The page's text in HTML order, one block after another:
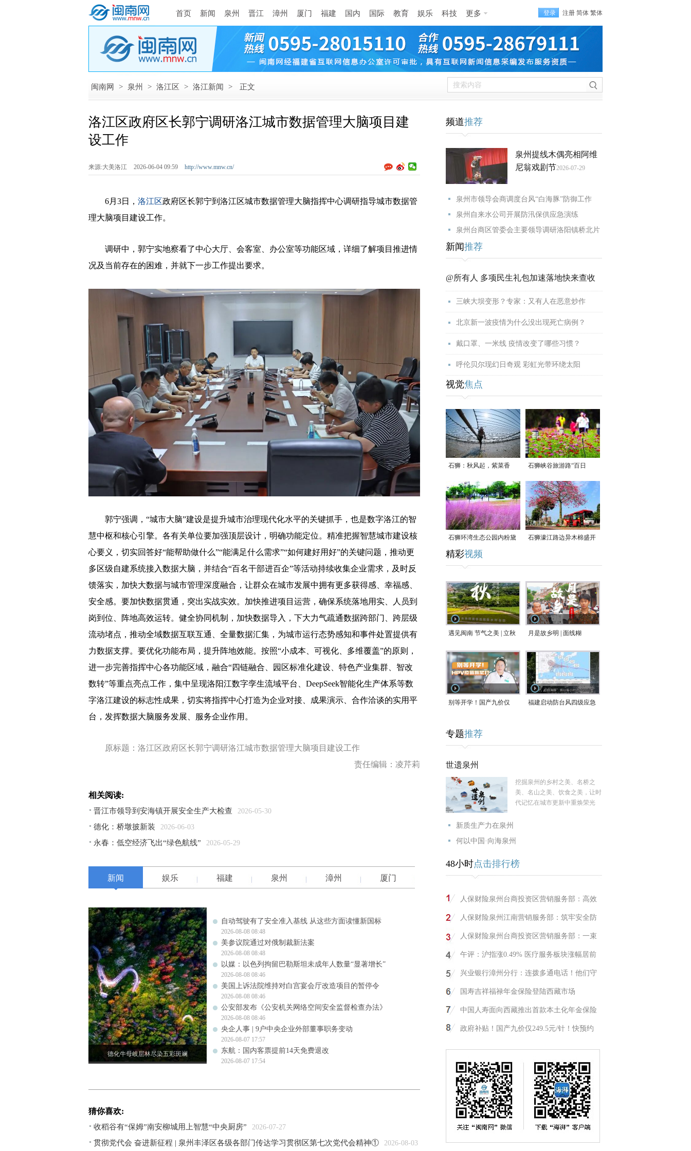
首页 新闻 泉州 晋江 漳州 厦门 福建 国内 国际 教育 娱乐 科技 更多 登录 注册 简体 繁体
闽南网 > 泉州 > 洛江区 > 洛江新闻 > 正文
洛江区政府区长郭宁调研洛江城市数据管理大脑项目建
设工作
来源:大美洛江 2026-06-04 09:59 http://www.mnw.cn/
6月3日， 洛江区政府区长郭宁到洛江区城市数据管理大脑指挥中心调研指导城市数据管
理大脑项目建设工作。
调研中，郭宁实地察看了中心大厅、会客室、办公室等功能区域，详细了解项目推进情
况及当前存在的困难，并就下一步工作提出要求。
郭宁强调，“城市大脑”建设是提升城市治理现代化水平的关键抓手，也是数字洛江的智
慧中枢和核心引擎。各有关单位要加强顶层设计，明确功能定位。精准把握智慧城市建设核
心要义，切实回答好“能帮助做什么”“能满足什么需求”“如何建好用好”的关键问题，推动更
多区级自建系统接入数据大脑，并结合“百名干部进百企”等活动持续收集企业需求，及时反
馈落实，加快大数据与城市管理深度融合，让群众在城市发展中拥有更多获得感、幸福感、
安全感。要加快数据贯通，突出实战实效。加快推进项目运营，确保系统落地用实、人员到
岗到位、阵地高效运转。健全协同机制，加快数据导入，下大力气疏通数据跨部门、跨层级
流动堵点，推动全域数据互联互通、全量数据汇集，为城市运行态势感知和事件处置提供有
力数据支撑。要优化功能布局，提升阵地效能。按照“小成本、可视化、多维覆盖”的原则，
进一步完善指挥中心各功能区域，融合“四链融合、园区标准化建设、特色产业集群、智改
数转”等重点亮点工作，集中呈现洛阳江数字孪生流域平台、DeepSeek智能化生产体系等数
字洛江建设的标志性成果，切实将指挥中心打造为企业对接、成果演示、合作洽谈的实用平
台，发挥数据大脑服务发展、服务企业作用。
原标题：洛江区政府区长郭宁调研洛江城市数据管理大脑项目建设工作
责任编辑：凌芹莉
相关阅读:
晋江市领导到安海镇开展安全生产大检查 2026-05-30
德化：桥墩披新装 2026-06-03
永春：低空经济飞出“绿色航线” 2026-05-29
新闻 娱乐 福建 泉州 漳州 厦门
德化牛母岐层林尽染五彩斑斓
自动驾驶有了安全准入基线 从这些方面读懂新国标
2026-08-08 08:48
美参议院通过对俄制裁新法案
2026-08-08 08:48
以媒：以色列拘留巴勒斯坦未成年人数量“显著增长”
2026-08-08 08:46
美国上诉法院维持对白宫宴会厅改造项目的暂停令
2026-08-08 08:46
公安部发布《公安机关网络空间安全监督检查办法》
2026-08-08 08:46
央企人事 | 9户中央企业外部董事职务变动
2026-08-07 17:57
东航：国内客票提前14天免费退改
2026-08-07 17:54
猜你喜欢:
收稻谷有“保姆”南安柳城用上智慧“中央厨房” 2026-07-27
贯彻党代会 奋进新征程 | 泉州丰泽区各级各部门传达学习贯彻区第七次党代会精神① 2026-08-03
频道推荐
泉州提线木偶亮相阿维
尼翁戏剧节2026-07-29
泉州市领导会商调度台风“白海豚”防御工作
泉州自来水公司开展防汛保供应急演练
泉州台商区管委会主要领导调研洛阳镇桥北片
新闻推荐
@所有人 多项民生礼包加速落地快来查收
三峡大坝变形？专家：又有人在恶意炒作
北京新一波疫情为什么没出现死亡病例？
戴口罩、一米线 疫情改变了哪些习惯？
呼伦贝尔现幻日奇观 彩虹光带环绕太阳
视觉焦点
石狮：秋风起，紫菜香 石狮峡谷旅游路“百日
草”争相斗艳
石狮环湾生态公园内粉黛
乱子草盛放
石狮濠江路边异木棉盛开
精彩视频
遇见闽南 节气之美 | 立秋 月是故乡明 | 面线糊
别等开学！国产九价仅
紧打
福建启动防台风四级应急
专题推荐
世遗泉州
挖掘泉州的乡村之美、名桥之
美、名山之美、饮食之美，让时
代记忆在城市更新中重焕荣光
新质生产力在泉州
何以中国·向海泉州
48小时点击排行榜
人保财险泉州台商投资区营销服务部：高效
人保财险泉州江南营销服务部：筑牢安全防
人保财险泉州台商投资区营销服务部：一束
午评：沪指涨0.49% 医疗服务板块涨幅居前
兴业银行漳州分行：连拨多通电话！他们守
国寿吉祥福禄年金保险登陆西藏市场
中国人寿面向西藏推出首款本土化年金保险
政府补贴！国产九价仅249.5元/针！快预约